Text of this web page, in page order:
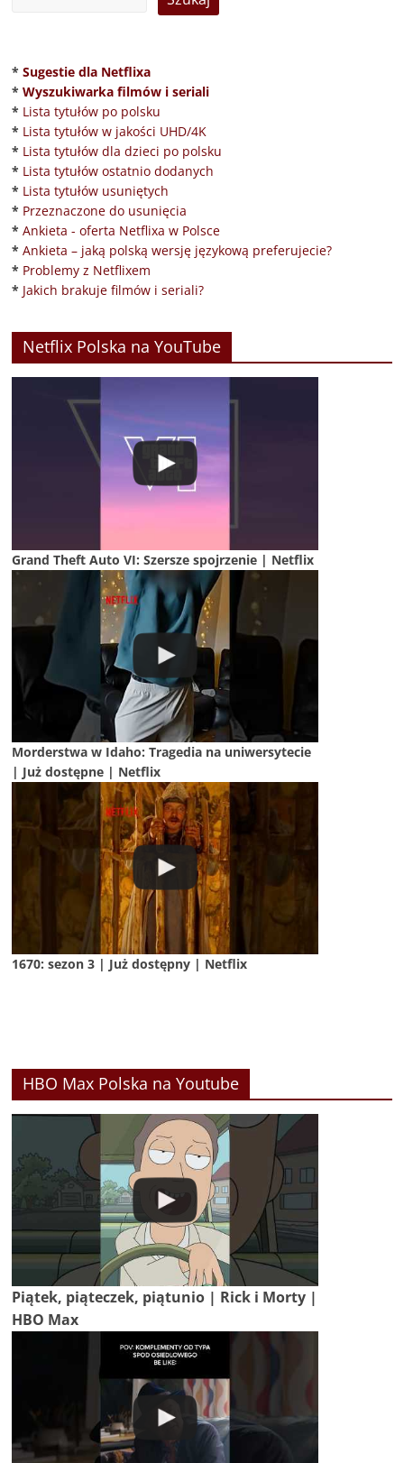
* Sugestie dla Netflixa
* Wyszukiwarka filmów i seriali
* Lista tytułów po polsku
* Lista tytułów w jakości UHD/4K
* Lista tytułów dla dzieci po polsku
* Lista tytułów ostatnio dodanych
* Lista tytułów usuniętych
* Przeznaczone do usunięcia
* Ankieta - oferta Netflixa w Polsce
* Ankieta – jaką polską wersję językową preferujecie?
* Problemy z Netflixem
* Jakich brakuje filmów i seriali?
Netflix Polska na YouTube
Grand Theft Auto VI: Szersze spojrzenie | Netflix
Morderstwa w Idaho: Tragedia na uniwersytecie
| Już dostępne | Netflix
1670: sezon 3 | Już dostępny | Netflix
HBO Max Polska na Youtube
Piątek, piąteczek, piątunio | Rick i Morty |
HBO Max